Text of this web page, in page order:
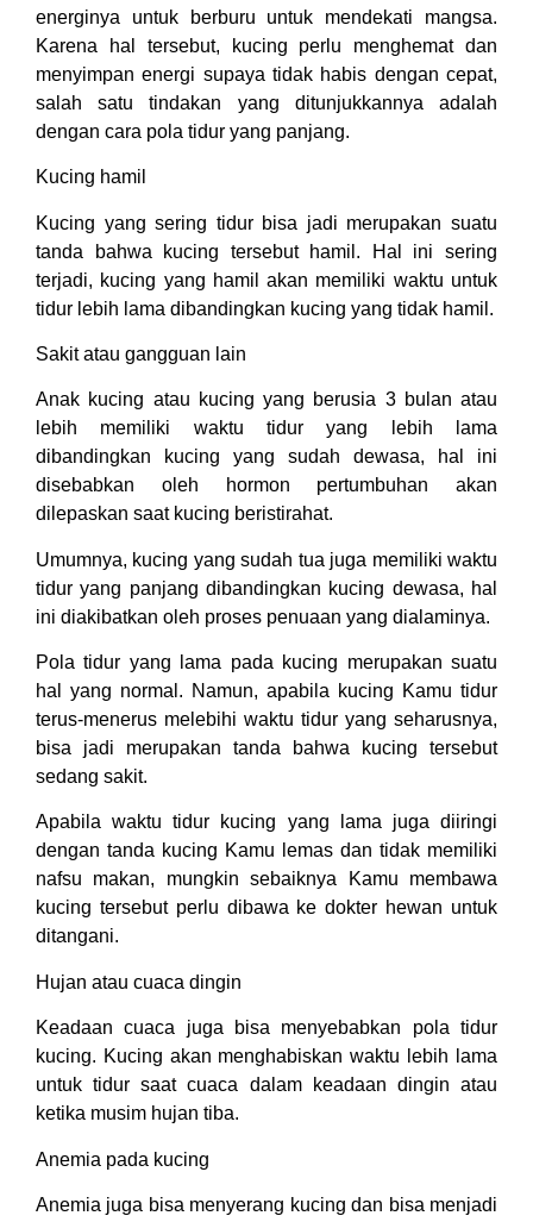
energinya untuk berburu untuk mendekati mangsa.
Karena hal tersebut, kucing perlu menghemat dan
menyimpan energi supaya tidak habis dengan cepat,
salah satu tindakan yang ditunjukkannya adalah
dengan cara pola tidur yang panjang.
Kucing hamil
Kucing yang sering tidur bisa jadi merupakan suatu
tanda bahwa kucing tersebut hamil. Hal ini sering
terjadi, kucing yang hamil akan memiliki waktu untuk
tidur lebih lama dibandingkan kucing yang tidak hamil.
Sakit atau gangguan lain
Anak kucing atau kucing yang berusia 3 bulan atau
lebih memiliki waktu tidur yang lebih lama
dibandingkan kucing yang sudah dewasa, hal ini
disebabkan oleh hormon pertumbuhan akan
dilepaskan saat kucing beristirahat.
Umumnya, kucing yang sudah tua juga memiliki waktu
tidur yang panjang dibandingkan kucing dewasa, hal
ini diakibatkan oleh proses penuaan yang dialaminya.
Pola tidur yang lama pada kucing merupakan suatu
hal yang normal. Namun, apabila kucing Kamu tidur
terus-menerus melebihi waktu tidur yang seharusnya,
bisa jadi merupakan tanda bahwa kucing tersebut
sedang sakit.
Apabila waktu tidur kucing yang lama juga diiringi
dengan tanda kucing Kamu lemas dan tidak memiliki
nafsu makan, mungkin sebaiknya Kamu membawa
kucing tersebut perlu dibawa ke dokter hewan untuk
ditangani.
Hujan atau cuaca dingin
Keadaan cuaca juga bisa menyebabkan pola tidur
kucing. Kucing akan menghabiskan waktu lebih lama
untuk tidur saat cuaca dalam keadaan dingin atau
ketika musim hujan tiba.
Anemia pada kucing
Anemia juga bisa menyerang kucing dan bisa menjadi